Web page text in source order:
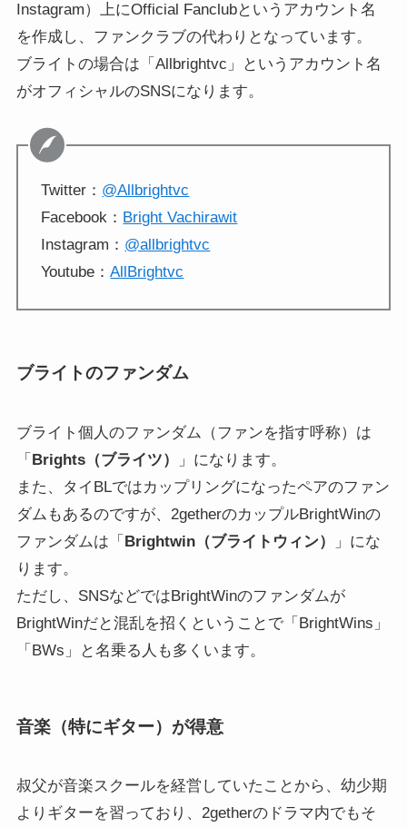
Instagram）上にOfficial Fanclubというアカウント名
を作成し、ファンクラブの代わりとなっています。
ブライトの場合は「Allbrightvc」というアカウント名
がオフィシャルのSNSになります。
Twitter： @Allbrightvc
Facebook： Bright Vachirawit
Instagram： @allbrightvc
Youtube：AllBrightvc
ブライトのファンダム
ブライト個人のファンダム（ファンを指す呼称）は
「 Brights（ブライツ）
」になります。
また、タイBLではカップリングになったペアのファン
ダムもあるのですが、2getherのカップルBrightWinの
ファンダムは「 Brightwin（ブライトウィン）
」にな
ります。
ただし、SNSなどではBrightWinのファンダムが
BrightWinだと混乱を招くということで「BrightWins」
「BWs」と名乗る人も多くいます。
音楽（特にギター）が得意
叔父が音楽スクールを経営していたことから、幼少期
よりギターを習っており、2getherのドラマ内でもそ